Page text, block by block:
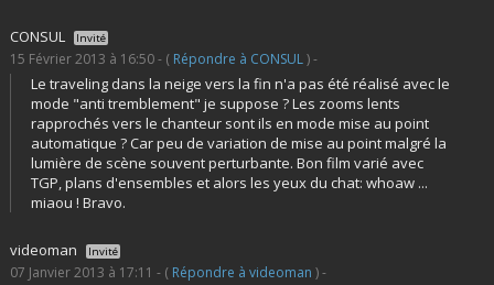
CONSUL Invité
15 Février 2013 à 16:50 - ( Répondre à CONSUL) -
Le traveling dans la neige vers la fin n'a pas été réalisé avec le
mode "anti tremblement" je suppose ? Les zooms lents
rapprochés vers le chanteur sont ils en mode mise au point
automatique ? Car peu de variation de mise au point malgré la
lumière de scène souvent perturbante. Bon film varié avec
TGP, plans d'ensembles et alors les yeux du chat: whoaw ...
miaou ! Bravo.
videoman Invité
07 Janvier 2013 à 17:11 - ( Répondre à videoman ) -